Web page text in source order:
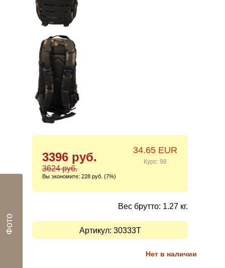
3396 руб.
3624 руб.
Вы экономите: 228 руб. (7%)
34.65 EUR
Курс: 98
Вес брутто: 1.27 кг.
Артикул: 30333T
Нет в наличии
Фото